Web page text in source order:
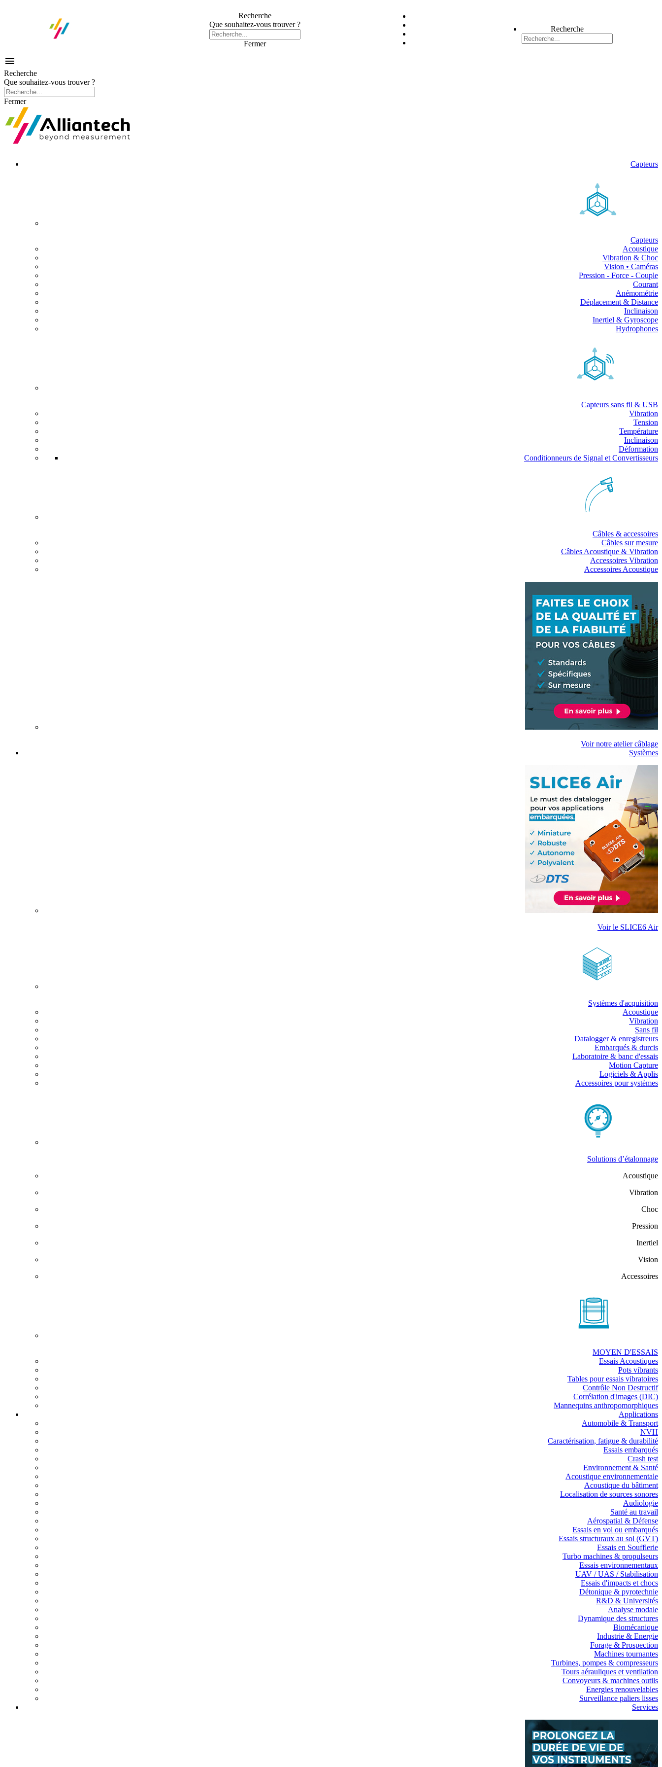
Recherche
Que souhaitez-vous trouver ?
Fermer
Recherche

Recherche
Que souhaitez-vous trouver ?
Fermer
Capteurs
Capteurs
Acoustique
Vibration & Choc
Vision • Caméras
Pression - Force - Couple
Courant
Anémométrie
Déplacement & Distance
Inclinaison
Inertiel & Gyroscope
Hydrophones
Capteurs sans fil & USB
Vibration
Tension
Température
Inclinaison
Déformation
Conditionneurs de Signal et Convertisseurs
Câbles & accessoires
Câbles sur mesure
Câbles Acoustique & Vibration
Accessoires Vibration
Accessoires Acoustique
Voir notre atelier câblage
Systèmes
Voir le SLICE6 Air
Systèmes d'acquisition
Acoustique
Vibration
Sans fil
Datalogger & enregistreurs
Embarqués & durcis
Laboratoire & banc d'essais
Motion Capture
Logiciels & Applis
Accessoires pour systèmes
Solutions d’étalonnage
Acoustique
Vibration
Choc
Pression
Inertiel
Vision
Accessoires
MOYEN D'ESSAIS
Essais Acoustiques
Pots vibrants
Tables pour essais vibratoires
Contrôle Non Destructif
Corrélation d'images (DIC)
Mannequins anthropomorphiques
Applications
Automobile & Transport
NVH
Caractérisation, fatigue & durabilité
Essais embarqués
Crash test
Environnement & Santé
Acoustique environnementale
Acoustique du bâtiment
Localisation de sources sonores
Audiologie
Santé au travail
Aérospatial & Défense
Essais en vol ou embarqués
Essais structuraux au sol (GVT)
Essais en Soufflerie
Turbo machines & propulseurs
Essais environnementaux
UAV / UAS / Stabilisation
Essais d'impacts et chocs
Détonique & pyrotechnie
R&D & Universités
Analyse modale
Dynamique des structures
Biomécanique
Industrie & Energie
Forage & Prospection
Machines tournantes
Turbines, pompes & compresseurs
Tours aérauliques et ventilation
Convoyeurs & machines outils
Energies renouvelables
Surveillance paliers lisses
Services